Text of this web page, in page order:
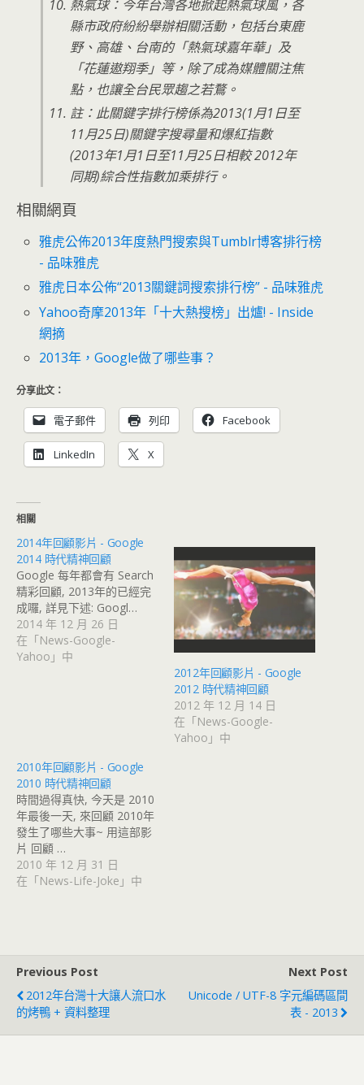
熱氣球：今年台灣各地掀起熱氣球風，各
縣市政府紛紛舉辦相關活動，包括台東鹿
野、高雄、台南的「熱氣球嘉年華」及
「花蓮遨翔季」等，除了成為媒體關注焦
點，也讓全台民眾趨之若鶩。
註：此關鍵字排行榜係為2013(1月1日至
11月25日)關鍵字搜尋量和爆紅指數
(2013年1月1日至11月25日相較 2012年
同期)綜合性指數加乘排行。
相關網頁
雅虎公佈2013年度熱門搜索與Tumblr博客排行榜
- 品味雅虎
雅虎日本公佈“2013關鍵詞搜索排行榜” - 品味雅虎
Yahoo奇摩2013年「十大熱搜榜」出爐! - Inside
網摘
2013年，Google做了哪些事？
分享此文：
電子郵件 列印 Facebook
LinkedIn X
相關
2014年回顧影片 - Google
2014 時代精神回顧
Google 每年都會有 Search
精彩回顧, 2013年的已經完
成囉, 詳見下述: Googl…
2014 年 12 月 26 日
在「News-Google-
Yahoo」中
2012年回顧影片 - Google
2012 時代精神回顧
2012 年 12 月 14 日
在「News-Google-
Yahoo」中
2010年回顧影片 - Google
2010 時代精神回顧
時間過得真快, 今天是 2010
年最後一天, 來回顧 2010年
發生了哪些大事~ 用這部影
片 回顧 …
2010 年 12 月 31 日
在「News-Life-Joke」中
Previous Post
2012年台灣十大讓人流口水
的烤鴨 + 資料整理
Next Post
Unicode / UTF-8 字元編碼區間
表 - 2013